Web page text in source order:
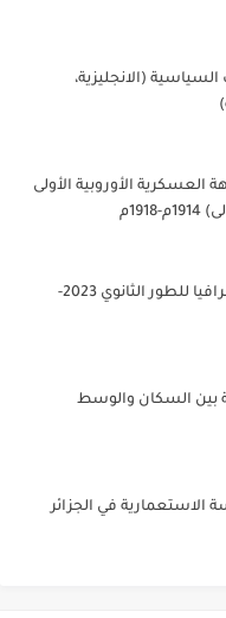
(الانجليزية،
الأوروبية الأولى
منهاج التاريخ والجغرافيا للطور الثانوي 2023-
بين السكان والوسط
في الجزائر